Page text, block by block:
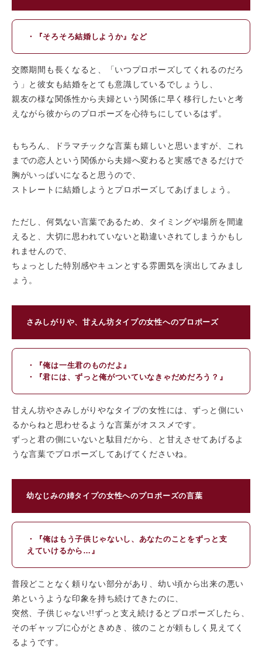
・『そろそろ結婚しようか』など
交際期間も長くなると、「いつプロポーズしてくれるのだろ
う」と彼女も結婚をとても意識しているでしょうし、
親友の様な関係性から夫婦という関係に早く移行したいと考
えながら彼からのプロポーズを心待ちにしているはず。
もちろん、ドラマチックな言葉も嬉しいと思いますが、これ
までの恋人という関係から夫婦へ変わると実感できるだけで
胸がいっぱいになると思うので、
ストレートに結婚しようとプロポーズしてあげましょう。
ただし、何気ない言葉であるため、タイミングや場所を間違
えると、大切に思われていないと勘違いされてしまうかもし
れませんので、
ちょっとした特別感やキュンとする雰囲気を演出してみまし
ょう。
さみしがりや、甘えん坊タイプの女性へのプロポーズ
・『俺は一生君のものだよ』
・『君には、ずっと俺がついていなきゃだめだろう？』
甘えん坊やさみしがりやなタイプの女性には、ずっと側にい
るからねと思わせるような言葉がオススメです。
ずっと君の側にいないと駄目だから、と甘えさせてあげるよ
うな言葉でプロポーズしてあげてくださいね。
幼なじみの姉タイプの女性へのプロポーズの言葉
・『俺はもう子供じゃないし、あなたのことをずっと支
えていけるから…』
普段どことなく頼りない部分があり、幼い頃から出来の悪い
弟というような印象を持ち続けてきたのに、
突然、子供じゃない!!ずっと支え続けるとプロポーズしたら、
そのギャップに心がときめき、彼のことが頼もしく見えてく
るようです。